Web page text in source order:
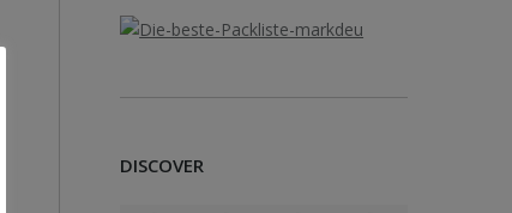
DISCOVER